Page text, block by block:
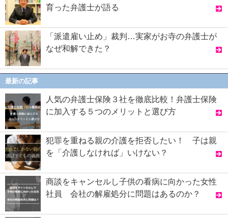
育った弁護士が語る
「派遣雇い止め」裁判…実家がお寺の弁護士が
なぜ和解できた？
最新の記事
人気の弁護士保険３社を徹底比較！弁護士保険
に加入する５つのメリットと選び方
犯罪を重ねる親の介護を拒否したい！ 子は親
を「介護しなければ」いけない？
商談をキャンセルし子供の看病に向かった女性
社員 会社の解雇処分に問題はあるのか？